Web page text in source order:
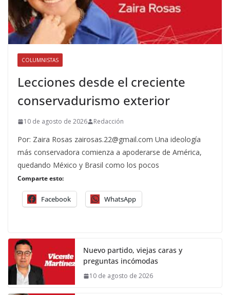
COLUMNISTAS
Lecciones desde el creciente
conservadurismo exterior
10 de agosto de 2026 Redacción
Por: Zaira Rosas zairosas.22@gmail.com Una ideología
más conservadora comienza a apoderarse de América,
quedando México y Brasil como los pocos
Comparte esto:
Facebook WhatsApp
Nuevo partido, viejas caras y
preguntas incómodas
10 de agosto de 2026